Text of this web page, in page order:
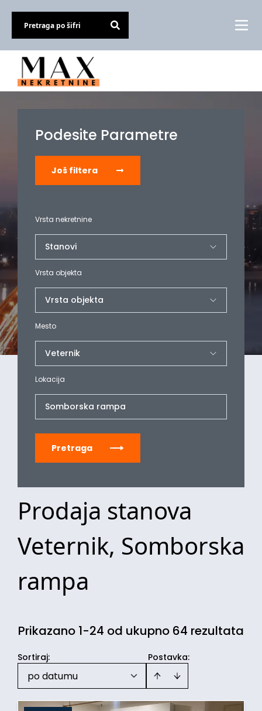
Podesite Parametre
Još filtera
Vrsta nekretnine
Vrsta objekta
Mesto
Lokacija
Somborska rampa
Pretraga
Prodaja stanova
Veternik, Somborska
rampa
Prikazano 1-24 od ukupno 64 rezultata
Postavka:
Sortiraj:
po datumu